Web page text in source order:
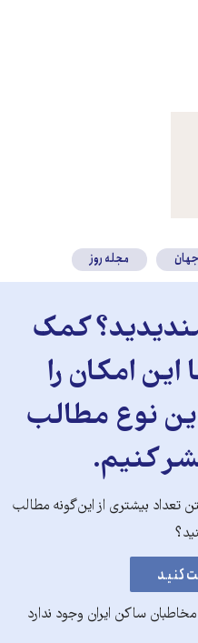
جهان مجله روز
کمک
امکان را
نوع مطالب
کنیم.
تعداد بیشتری از این‌گونه مطالب
ساکن ایران وجود ندارد